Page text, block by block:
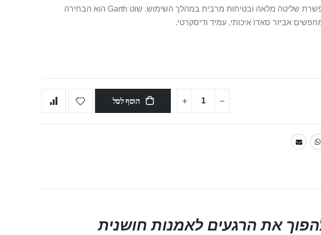
נוחה ומעוצבת מאפשרת שליטה מלאה ובטיחות מרבית במהלך השימוש. שוט Garth הוא הבחירה
אביזר סאדו איכותי, עמיד ודיסקרטי.
הוסף לסל